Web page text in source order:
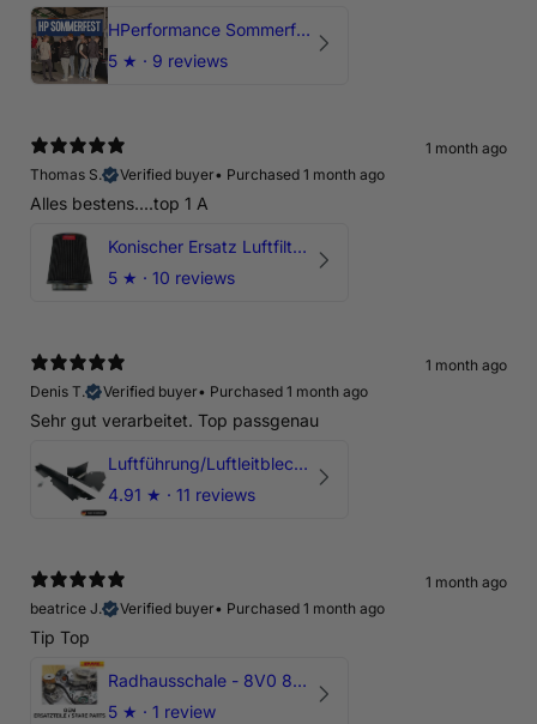
HPerformance Sommerfest 2026
5 ★ · 9 reviews
1 month ago
Thomas S.
Verified buyer• Purchased 1 month ago
Alles bestens....top 1 A
Konischer Ersatz Luftfilter Pilz - 4" & 5" Offene Ansaugung
5 ★ · 10 reviews
1 month ago
Denis T.
Verified buyer• Purchased 1 month ago
Sehr gut verarbeitet. Top passgenau
Luftführung/Luftleitblech 5" 125mm offene Ansaugung HPerformance
4.91 ★ · 11 reviews
1 month ago
beatrice J.
Verified buyer• Purchased 1 month ago
Tip Top
Radhausschale - 8V0 821 191 C - Original Ersatzteil für Audi RS3 Sportback
5 ★ · 1 review